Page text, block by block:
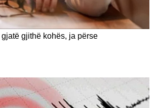
gjithë kohës, ja përse